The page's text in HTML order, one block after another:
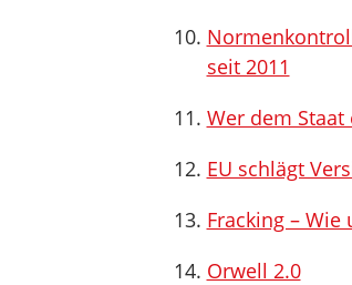
seit 2011
Wer dem
EU schlägt
Fracking –
Orwell 2.0